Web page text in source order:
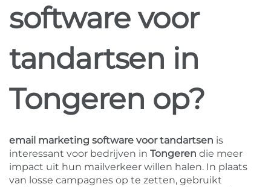
software voor
tandartsen in
Tongeren op?
email marketing software voor tandartsen is
interessant voor bedrijven in Tongeren die meer
impact uit hun mailverkeer willen halen. In plaats
van losse campagnes op te zetten, gebruikt